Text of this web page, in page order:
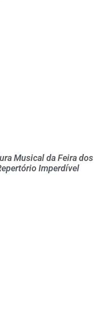
Musical da Feira dos
Imperdível